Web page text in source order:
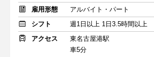
雇用形態
アルバイト・パート
シフト
週1日以上 1日3.5時間以上
アクセス
東名古屋港駅
車5分